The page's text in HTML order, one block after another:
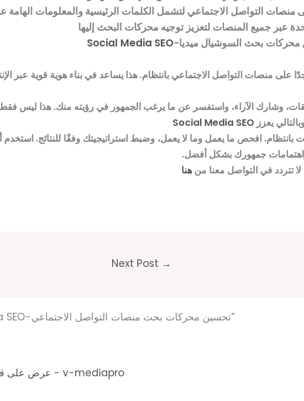
التواصل الاجتماعي لتشمل الكلمات الرئيسية والمعلومات
عبر جميع المنصات لتعزيز توجيه محركات البحث إليها
Social Media SEO محركات بحث السوشيال ميديا
على منصات التواصل الاجتماعي بانتظام. هذا يساعد في بناء هوية قوية عبر
وشارك الآراء، واستفسر عن ما يرغب الجمهور في رؤيته منك. هذا ليس
يعززSocial Media SEO
بانتظام. افحص ما يعمل وما لا يعمل، وضبط استراتيجيتك وفقًا للنتائج.
جمهورك بشكل أفضل.
تتردد في التواصل معنا منهنا
Next Post →
4 thoughts on “Social Media SEO-تحسين محركات بحث منصات التواصل الاجتماعي”
عرض على قنوات التلفزيون - v-mediapro